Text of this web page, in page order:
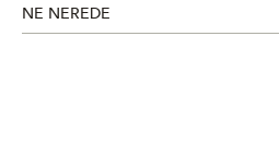
NE NEREDE